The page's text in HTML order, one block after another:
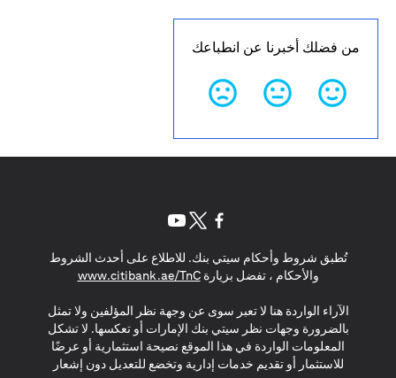
من فضلك أخبرنا عن انطباعك
تُطبق شروط وأحكام سيتي بنك. للاطلاع على أحدث الشروط
والأحكام ، تفضل بزيارةwww.citibank.ae/TnC
in a new tab
الآراء الواردة هنا لا تعبر سوى عن وجهة نظر المؤلفين ولا تمثل
بالضرورة وجهات نظر سيتي بنك الإمارات أو تعكسها. لا تشكل
المعلومات الواردة في هذا الموقع نصيحة استثمارية أو عرضًا
للاستثمار أو تقديم خدمات إدارية وتخضع للتعديل دون إشعار